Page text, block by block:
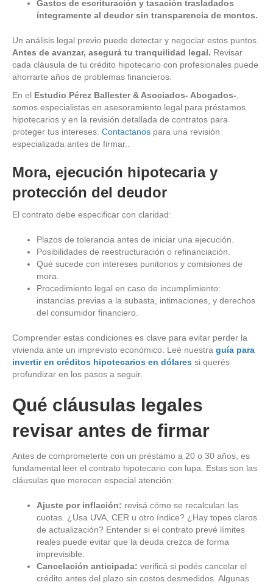
Gastos de escrituración y tasación trasladados
íntegramente al deudor sin transparencia de montos.
Un análisis legal previo puede detectar y negociar estos puntos.
Antes de avanzar, asegurá tu tranquilidad legal. Revisar
cada cláusula de tu crédito hipotecario con profesionales puede
ahorrarte años de problemas financieros.
En el Estudio Pérez Ballester & Asociados- Abogados-,
somos especialistas en asesoramiento legal para préstamos
hipotecarios y en la revisión detallada de contratos para
proteger tus intereses. Contactanos para una revisión
especializada antes de firmar..
Mora, ejecución hipotecaria y
protección del deudor
El contrato debe especificar con claridad:
Plazos de tolerancia antes de iniciar una ejecución.
Posibilidades de reestructuración o refinanciación.
Qué sucede con intereses punitorios y comisiones de
mora.
Procedimiento legal en caso de incumplimiento:
instancias previas a la subasta, intimaciones, y derechos
del consumidor financiero.
Comprender estas condiciones es clave para evitar perder la
vivienda ante un imprevisto económico. Leé nuestra guía para
invertir en créditos hipotecarios en dólares si querés
profundizar en los pasos a seguir.
Qué cláusulas legales
revisar antes de firmar
Antes de comprometerte con un préstamo a 20 o 30 años, es
fundamental leer el contrato hipotecario con lupa. Estas son las
cláusulas que merecen especial atención:
Ajuste por inflación: revisá cómo se recalculan las
cuotas. ¿Usa UVA, CER u otro índice? ¿Hay topes claros
de actualización? Entender si el contrato prevé límites
reales puede evitar que la deuda crezca de forma
imprevisible.
Cancelación anticipada: verificá si podés cancelar el
crédito antes del plazo sin costos desmedidos. Algunas